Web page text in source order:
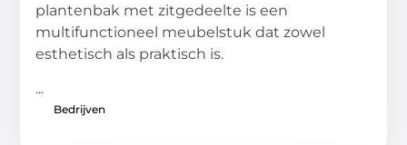
plantenbak met zitgedeelte is een
multifunctioneel meubelstuk dat zowel
esthetisch als praktisch is.
...
Bedrijven